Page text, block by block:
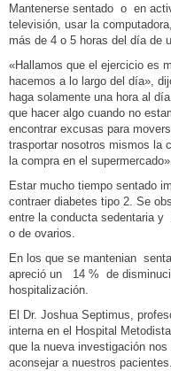
Mantenerse sentado o en
televisión, usar la
más de 4 o 5 horas del día de
«Hallamos que el ejercicio es
hacemos a lo largo del día»,
haga solamente una hora al
que hacer algo cuando no
encontrar excusas para
trasportar nosotros mismos la
la compra en el
Estar mucho tiempo sentado
contraer diabetes tipo 2. Se
entre la conducta sedentaria
o de ovarios.
En los que se mantenian
apreció un 14 % de
hospitalización.
El Dr. Joshua Septimus,
interna en el Hospital
que la nueva investigación
aconsejar a nuestros pacientes.